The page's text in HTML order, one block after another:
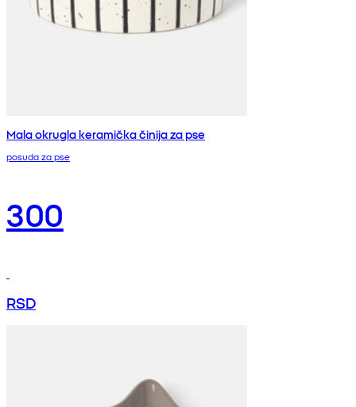
Mala okrugla keramička činija za pse
posuda za pse
300
RSD